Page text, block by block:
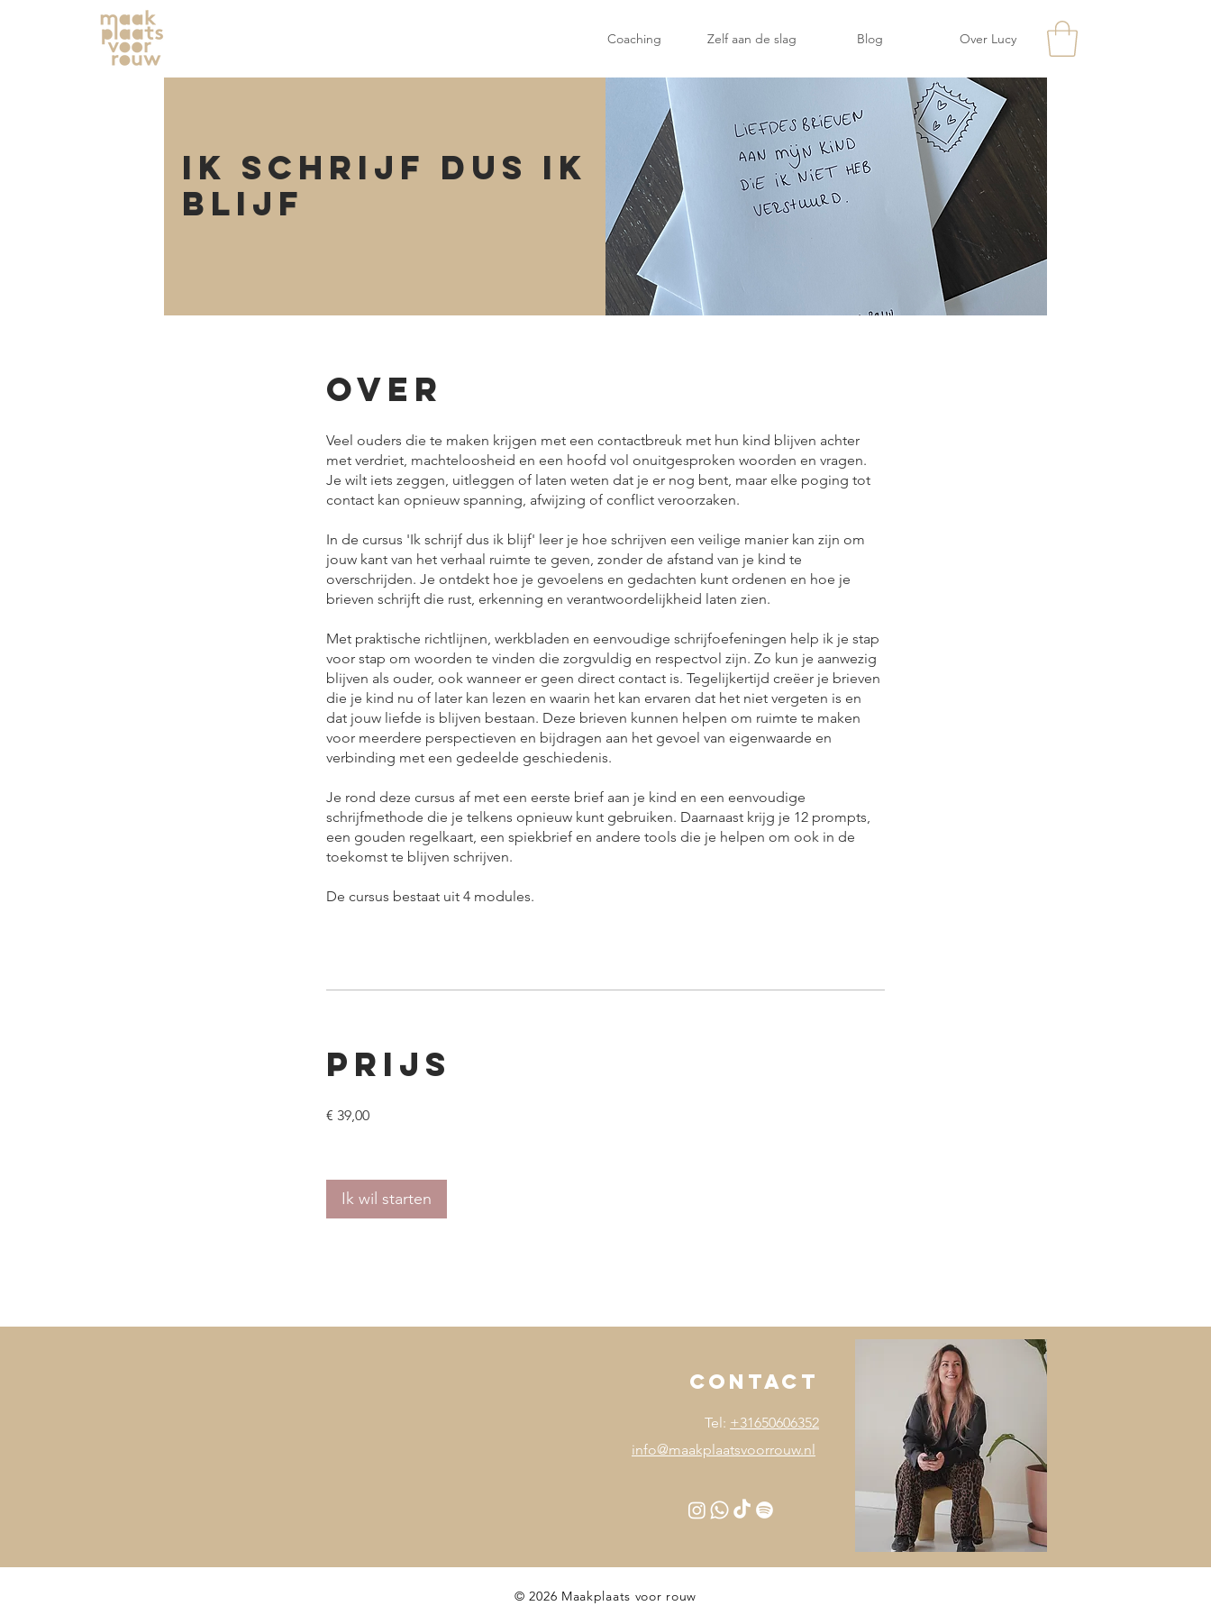
Coaching Zelf aan de slag Blog Over Lucy
Ik schrijf dus ik
blijf
Over
Veel ouders die te maken krijgen met een contactbreuk met hun kind blijven achter
met verdriet, machteloosheid en een hoofd vol onuitgesproken woorden en vragen.
Je wilt iets zeggen, uitleggen of laten weten dat je er nog bent, maar elke poging tot
contact kan opnieuw spanning, afwijzing of conflict veroorzaken.
In de cursus 'Ik schrijf dus ik blijf' leer je hoe schrijven een veilige manier kan zijn om
jouw kant van het verhaal ruimte te geven, zonder de afstand van je kind te
overschrijden. Je ontdekt hoe je gevoelens en gedachten kunt ordenen en hoe je
brieven schrijft die rust, erkenning en verantwoordelijkheid laten zien.
Met praktische richtlijnen, werkbladen en eenvoudige schrijfoefeningen help ik je stap
voor stap om woorden te vinden die zorgvuldig en respectvol zijn. Zo kun je aanwezig
blijven als ouder, ook wanneer er geen direct contact is. Tegelijkertijd creëer je brieven
die je kind nu of later kan lezen en waarin het kan ervaren dat het niet vergeten is en
dat jouw liefde is blijven bestaan. Deze brieven kunnen helpen om ruimte te maken
voor meerdere perspectieven en bijdragen aan het gevoel van eigenwaarde en
verbinding met een gedeelde geschiedenis.
Je rond deze cursus af met een eerste brief aan je kind en een eenvoudige
schrijfmethode die je telkens opnieuw kunt gebruiken. Daarnaast krijg je 12 prompts,
een gouden regelkaart, een spiekbrief en andere tools die je helpen om ook in de
toekomst te blijven schrijven.
De cursus bestaat uit 4 modules.
Prijs
€ 39,00
Ik wil starten
contact
Tel: +31650606352
info@maakplaatsvoorrouw.nl
© 2026 Maakplaats voor rouw